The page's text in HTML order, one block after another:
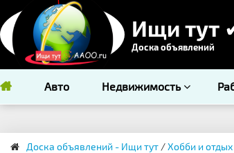
Ищи тут
Доска объявлений
Авто Недвижимость
Доска объявлений - Ищи тут /Хобби и отдых